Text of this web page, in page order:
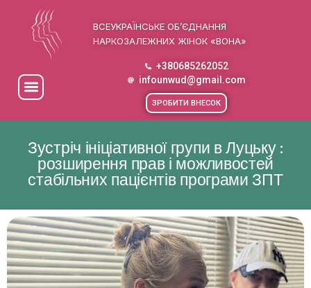
ВСЕУКРАЇНСЬКЕ ОБ’ЄДНАННЯ
НАРКОЗАЛЕЖНИХ ЖІНОК «ВОНА»
+380685262052
infounwud@gmail.com
ЗРОБИТИ ВНЕСОК
Зустріч ініціативної групи в Луцьку :
розширення прав і можливостей
стабільних пацієнтів програми ЗПТ